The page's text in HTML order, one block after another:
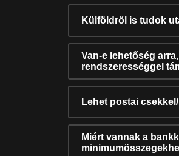
Külföldről is tudok
Van-e lehetőség
rendszerességgel
Lehet postai
Miért vannak a